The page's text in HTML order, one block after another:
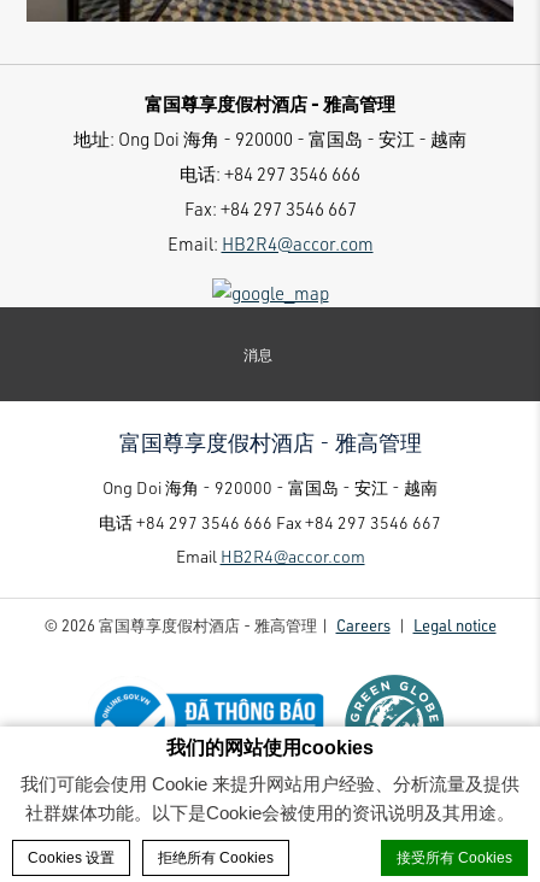
我们的网站使用cookies
我们可能会使用 Cookie 来提升网站用户经验、分析流量及提供
社群媒体功能。以下是Cookie会被使用的资讯说明及其用途。
Cookies 设置 拒绝所有 Cookies 接受所有 Cookies
富国尊享度假村酒店 - 雅高管理
地址: Ong Doi 海角 - 920000 - 富国岛 - 安江 - 越南
电话: +84 297 3546 666
Fax: +84 297 3546 667
Email: HB2R4@accor.com
消息
富国尊享度假村酒店 - 雅高管理
Ong Doi 海角 - 920000 - 富国岛 - 安江 - 越南
电话+84 297 3546 666 Fax+84 297 3546 667
Email HB2R4@accor.com
© 2026 富国尊享度假村酒店 - 雅高管理 | Careers| Legal notice
富国尊享度假村酒店 - 雅高管理 - Luxury family-friendly resort - Queen Villa 2_7962
BOOK A ROOM